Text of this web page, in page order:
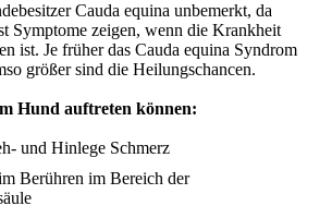
Cauda equina unbemerkt, da
Symptome zeigen, wenn die Krankheit
ist. Je früher das Cauda equina Syndrom
größer sind die Heilungschancen.
Hund auftreten können:
und Hinlege Schmerz
Berühren im Bereich der